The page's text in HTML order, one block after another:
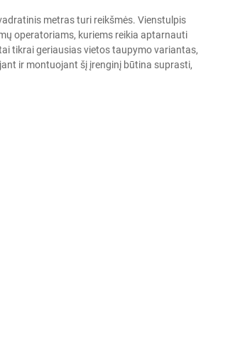
metras turi reikšmės. Vienstulpis
operatoriams, kuriems reikia aptarnauti
tikrai geriausias vietos taupymo variantas,
ir montuojant šį įrenginį būtina suprasti,